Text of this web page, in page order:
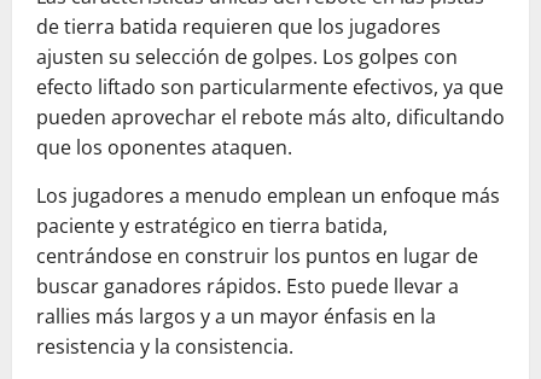
de tierra batida requieren que los jugadores
ajusten su selección de golpes. Los golpes con
efecto liftado son particularmente efectivos, ya que
pueden aprovechar el rebote más alto, dificultando
que los oponentes ataquen.
Los jugadores a menudo emplean un enfoque más
paciente y estratégico en tierra batida,
centrándose en construir los puntos en lugar de
buscar ganadores rápidos. Esto puede llevar a
rallies más largos y a un mayor énfasis en la
resistencia y la consistencia.